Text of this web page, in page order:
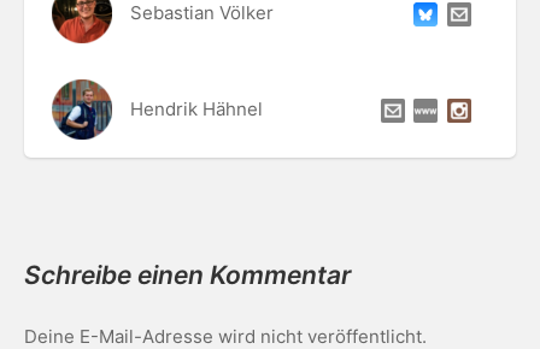
Sebastian Völker
Hendrik Hähnel
Schreibe einen Kommentar
Deine E-Mail-Adresse wird nicht veröffentlicht.